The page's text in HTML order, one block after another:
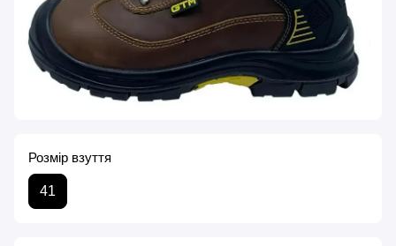
Розмір взуття
41